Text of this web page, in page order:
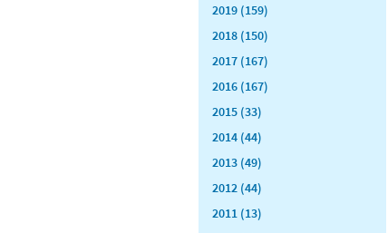
2019 (159)
2018 (150)
2017 (167)
2016 (167)
2015 (33)
2014 (44)
2013 (49)
2012 (44)
2011 (13)